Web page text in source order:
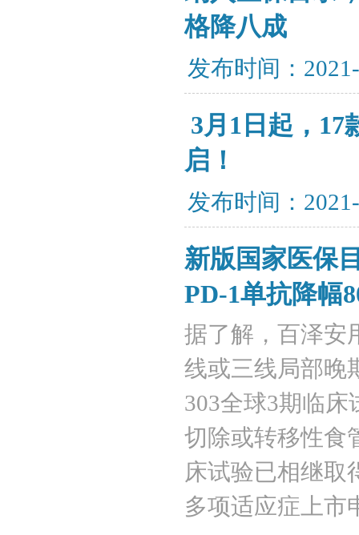
格降八成
发布时间：
3月1日起，
启！
发布时间：
新版国家医保
PD-1单抗降幅
据了解，百泽安
线或三线局部晚
303全球3期临
切除或转移性食
床试验已相继取
多项适应症上市